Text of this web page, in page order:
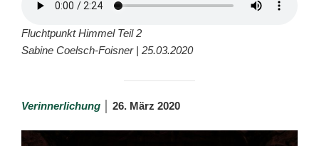
Fluchtpunkt Himmel Teil 2
Sabine Coelsch-Foisner | 25.03.2020
Verinnerlichung │ 26. März 2020